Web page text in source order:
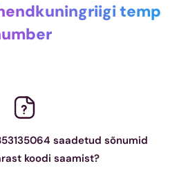
temp
saadetud sõnumid
koodi saamist?